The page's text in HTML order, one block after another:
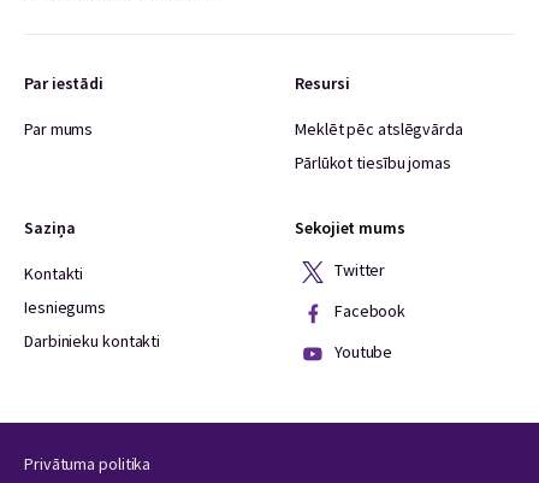
Par iestādi
Par mums
Resursi
Meklēt pēc atslēgvārda
Pārlūkot tiesību jomas
Saziņa
Kontakti
Iesniegums
Darbinieku kontakti
Sekojiet mums
Twitter
Facebook
Youtube
Privātuma politika